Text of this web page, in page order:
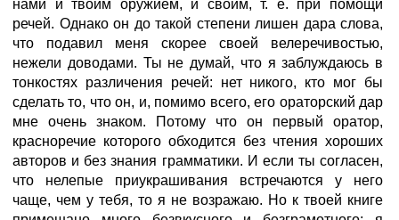
нами и твоим оружием, и своим, т. е. при помощи
речей. Однако он до такой степени лишен дара слова,
что подавил меня скорее своей велеречивостью,
нежели доводами. Ты не думай, что я заблуждаюсь в
тонкостях различения речей: нет никого, кто мог бы
сделать то, что он, и, помимо всего, его ораторский дар
мне очень знаком. Потому что он первый оратор,
красноречие которого обходится без чтения хороших
авторов и без знания грамматики. И если ты согласен,
что нелепые приукрашивания встречаются у него
чаще, чем у тебя, то я не возражаю. Но к твоей книге